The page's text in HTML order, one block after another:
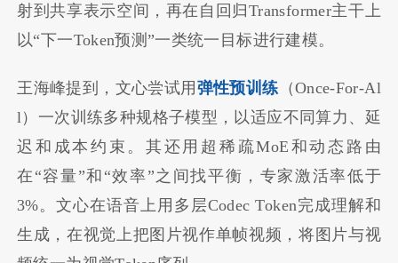
射到共享表示空间，再在自回归Transformer主干上
以“下一Token预测”一类统一目标进行建模。
王海峰提到，文心尝试用 弹性预训练 （Once-For-Al
l）一次训练多种规格子模型，以适应不同算力、延
迟和成本约束。其还用超稀疏MoE和动态路由
在“容量”和“效率”之间找平衡，专家激活率低于
3%。文心在语音上用多层Codec Token完成理解和
生成，在视觉上把图片视作单帧视频，将图片与视